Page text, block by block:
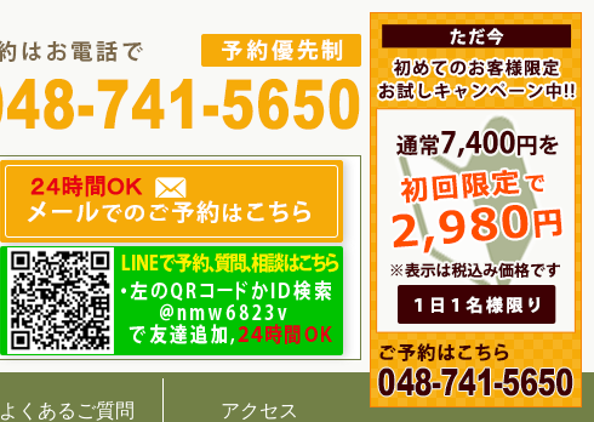
よくあるご質問 アクセス